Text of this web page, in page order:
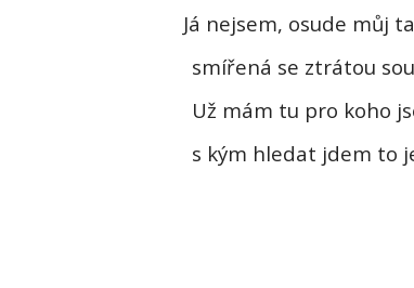
Já nejsem, osude můj
smířená se ztrátou
Už mám tu pro koho
s kým hledat jdem to